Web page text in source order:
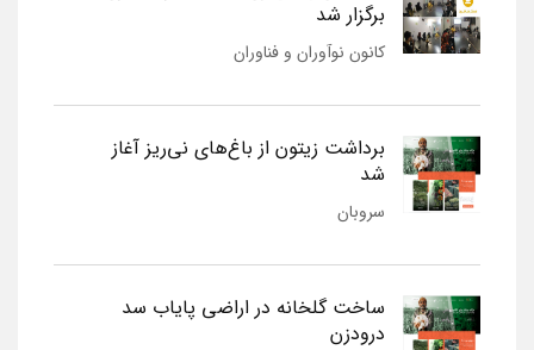
برگزار شد
کانون نوآوران و فناوران
برداشت زیتون از باغ‌های نی‌ریز آغاز
شد
سروبان
ساخت گلخانه در اراضی پایاب سد
درودزن